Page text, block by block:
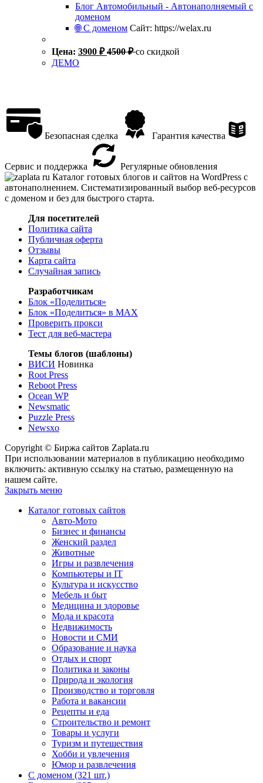
Блог Автомобильный - Автонаполняемый с
доменом
🌐 С доменом Сайт: https://welax.ru
Цена: 3900 ₽ 4500₽ со скидкой
ДЕМО
Безопасная сделка Гарантия качества
Сервис и поддержка
Регулярные обновления
Каталог готовых блогов и сайтов на WordPress с
автонаполнением. Систематизированный выбор веб-ресурсов
с доменом и без для быстрого старта.
Для посетителей
Политика сайта
Публичная оферта
Отзывы
Карта сайта
Случайная запись
Разработчикам
Блок «Поделиться»
Блок «Поделиться» в MAX
Проверить прокси
Тест для веб-мастера
Темы блогов (шаблоны)
ВИСИ Новинка
Root Press
Reboot Press
Ocean WP
Newsmatic
Puzzle Press
Newsxo
Copyright © Биржа сайтов Zaplata.ru
При использовании материалов в публикацию необходимо
включить: активную ссылку на статью, размещенную на
нашем сайте.
Закрыть меню
Каталог готовых сайтов
Авто-Мото
Бизнес и финансы
Женский раздел
Животные
Игры и развлечения
Компьютеры и IT
Культура и искусство
Мебель и быт
Медицина и здоровье
Мода и красота
Недвижимость
Новости и СМИ
Образование и наука
Отдых и спорт
Политика и законы
Природа и экология
Производство и торговля
Работа и вакансии
Рецепты и еда
Строительство и ремонт
Товары и услуги
Туризм и путешествия
Хобби и увлечения
Юмор и развлечения
С доменом (321 шт.)